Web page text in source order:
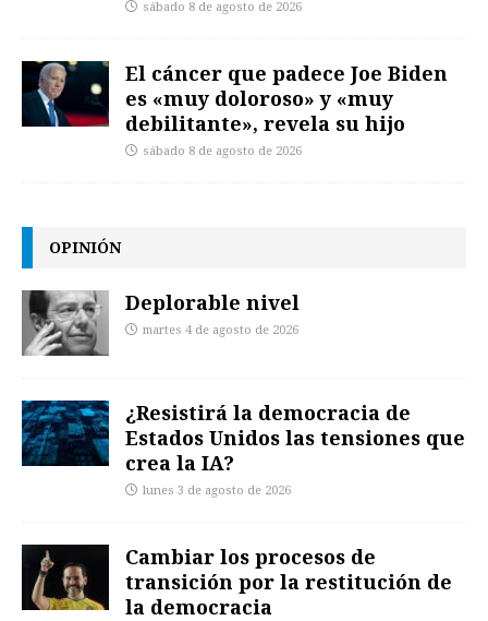
sábado 8 de agosto de 2026
El cáncer que padece Joe Biden
es «muy doloroso» y «muy
debilitante», revela su hijo
sábado 8 de agosto de 2026
OPINIÓN
Deplorable nivel
martes 4 de agosto de 2026
¿Resistirá la democracia de
Estados Unidos las tensiones que
crea la IA?
lunes 3 de agosto de 2026
Cambiar los procesos de
transición por la restitución de
la democracia